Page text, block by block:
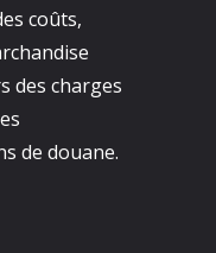
coûts,
des charges
de douane.